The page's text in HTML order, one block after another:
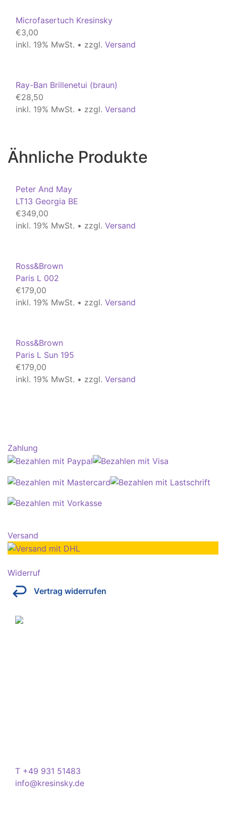
Microfasertuch Kresinsky
€3,00
inkl. 19% MwSt. • zzgl. Versand
Ray-Ban Brillenetui (braun)
€28,50
inkl. 19% MwSt. • zzgl. Versand
Ähnliche Produkte
Peter And May
LT13 Georgia BE
€349,00
inkl. 19% MwSt. • zzgl. Versand
Ross&Brown
Paris L 002
€179,00
inkl. 19% MwSt. • zzgl. Versand
Ross&Brown
Paris L Sun 195
€179,00
inkl. 19% MwSt. • zzgl. Versand
Zahlung
Versand
Widerruf
Vertrag widerrufen
T +49 931 51483
info@kresinsky.de